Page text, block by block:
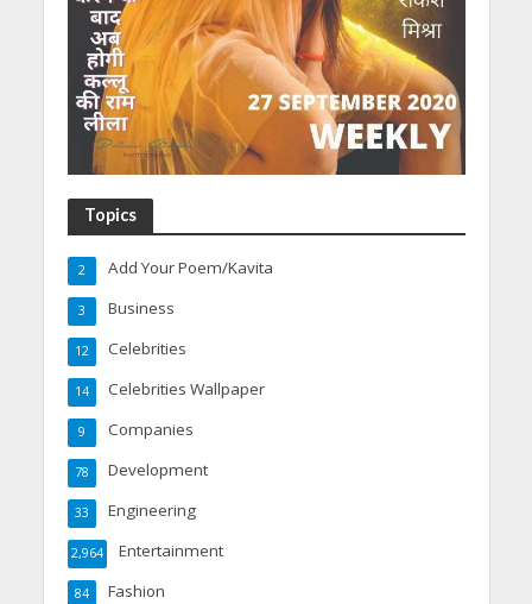
Topics
Add Your Poem/Kavita
2
Business
3
Celebrities
12
Celebrities Wallpaper
14
Companies
9
Development
78
Engineering
33
Entertainment
2,964
Fashion
84